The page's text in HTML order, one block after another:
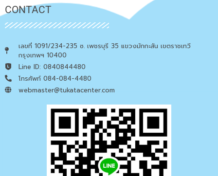
CONTACT
เลขที่ 1091/234-235 ซ. เพชรบุรี 35 แขวงมักกะสัน เขตราชเทวี
กรุงเทพฯ 10400
Line ID: 0840844480
โทรศัพท์ 084-084-4480
webmaster@tukatacenter.com